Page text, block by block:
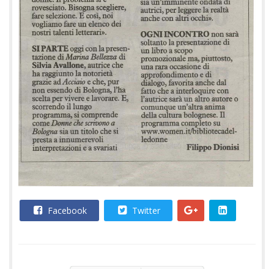
Facebook Twitter